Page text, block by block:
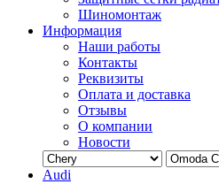
Шиномонтаж
Информация
Наши работы
Контакты
Реквизиты
Оплата и доставка
Отзывы
О компании
Новости
Audi